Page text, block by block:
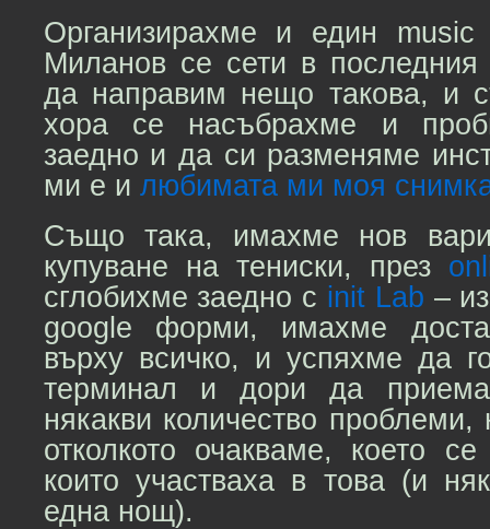
Организирахме и един
Миланов се сети в
да направим нещо такова, и
хора се насъбрахме и
заедно и да си разменяме
ми е и любимата ми моя
Също така, имахме нов
купуване на тениски, през
сглобихме заедно с init Lab –
google форми, имахме
върху всичко, и успяхме да
терминал и дори да
някакви количество
отколкото очакваме, което
които участваха в това (и
една нощ).